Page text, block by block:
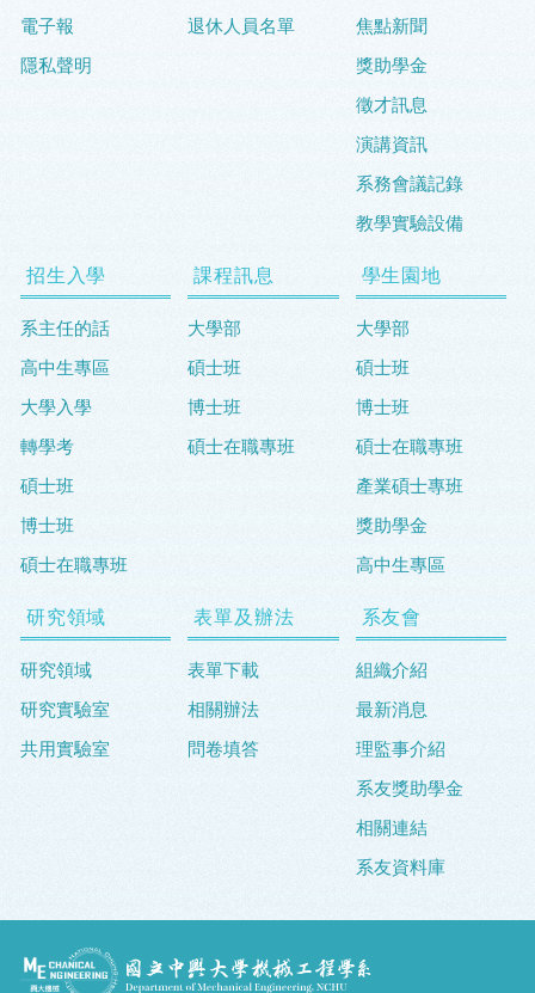
電子報
隱私聲明
退休人員名單
焦點新聞
獎助學金
徵才訊息
演講資訊
系務會議記錄
教學實驗設備
招生入學
系主任的話
高中生專區
大學入學
轉學考
碩士班
博士班
碩士在職專班
課程訊息
大學部
碩士班
博士班
碩士在職專班
學生園地
大學部
碩士班
博士班
碩士在職專班
產業碩士專班
獎助學金
高中生專區
研究領域
研究領域
研究實驗室
共用實驗室
表單及辦法
表單下載
相關辦法
問卷填答
系友會
組織介紹
最新消息
理監事介紹
系友獎助學金
相關連結
系友資料庫